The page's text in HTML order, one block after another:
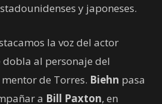
y japoneses.
la voz del actor
dobla al personaje del
de Torres. Biehn pasa
a Bill Paxton, en